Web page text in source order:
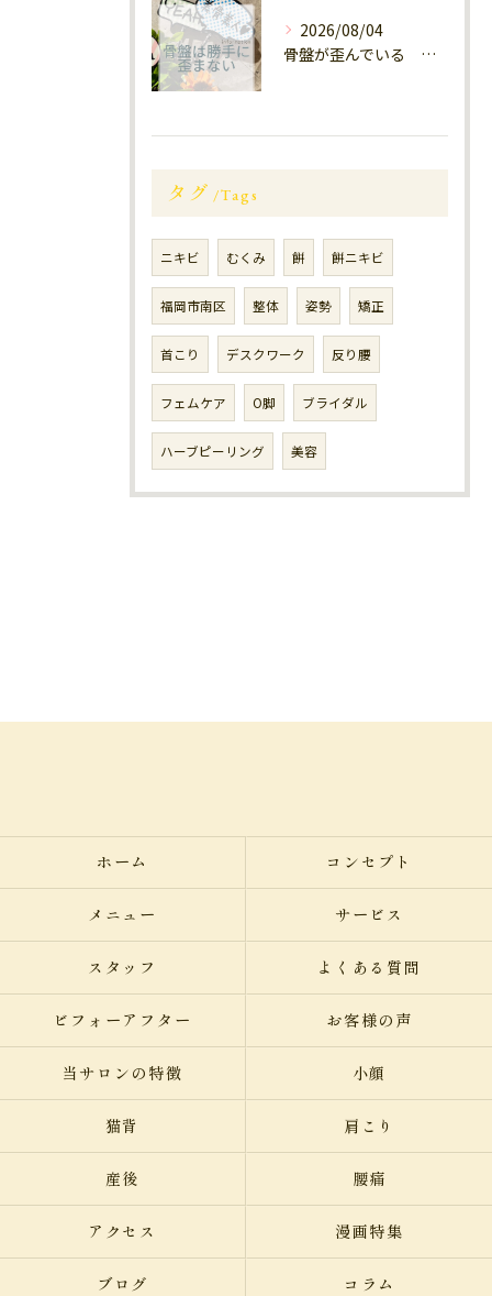
2026/08/04
骨盤が歪んでいる 南区大橋
タグ Tags
ニキビ むくみ 餅 餅ニキビ
福岡市南区 整体 姿勢 矯正
首こり デスクワーク 反り腰
フェムケア O脚 ブライダル
ハーブピーリング 美容
ホーム コンセプト
メニュー サービス
スタッフ よくある質問
ビフォーアフター お客様の声
当サロンの特徴 小顔
猫背 肩こり
産後 腰痛
アクセス 漫画特集
ブログ コラム